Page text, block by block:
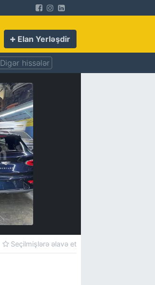
Elan Yerləşdir
Digər hissələr
Seçilmişlərə əlavə et